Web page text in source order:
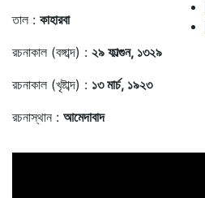
তাল : কাহারবা
রচনাকাল (বঙ্গাব্দ) : ২৯ ফাল্গুন, ১৩২৯
রচনাকাল (খৃষ্টাব্দ) : ১৩ মার্চ, ১৯২৩
রচনাস্থান : আমেদাবাদ